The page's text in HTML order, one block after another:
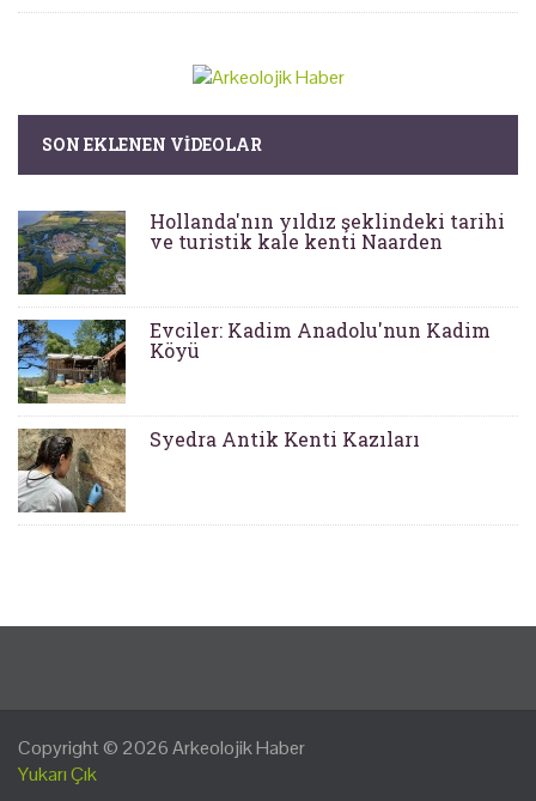
SON EKLENEN VIDEOLAR
Hollanda'nın yıldız şeklindeki tarihi
ve turistik kale kenti Naarden
Evciler: Kadim Anadolu'nun Kadim
Köyü
Syedra Antik Kenti Kazıları
Copyright © 2026Arkeolojik Haber
Yukarı Çık